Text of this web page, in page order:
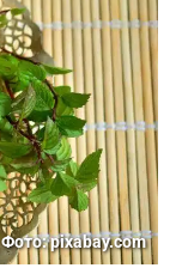
Фото: pixabay.com